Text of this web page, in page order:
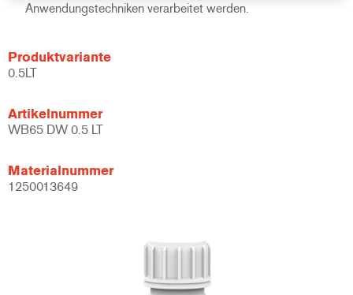
Anwendungstechniken verarbeitet werden.
Produktvariante
0.5LT
Artikelnummer
WB65 DW 0.5 LT
Materialnummer
1250013649